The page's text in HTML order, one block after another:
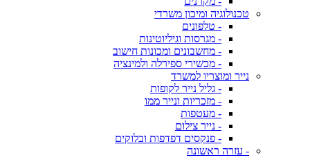
טכנולוגיה ומיכון משרדי
- טלפונים
- מגרסות וגיליוטינות
- מחשבונים ומכונות חישוב
- מכשירי ספירלה ולמינציה
נייר ומוצריו למשרד
- גליל נייר לקופות
- מזכריות ונייר ממו
- מעטפות
- נייר צילום
- פנקסים דפדפות ובלוקים
- עזרה ראשונה